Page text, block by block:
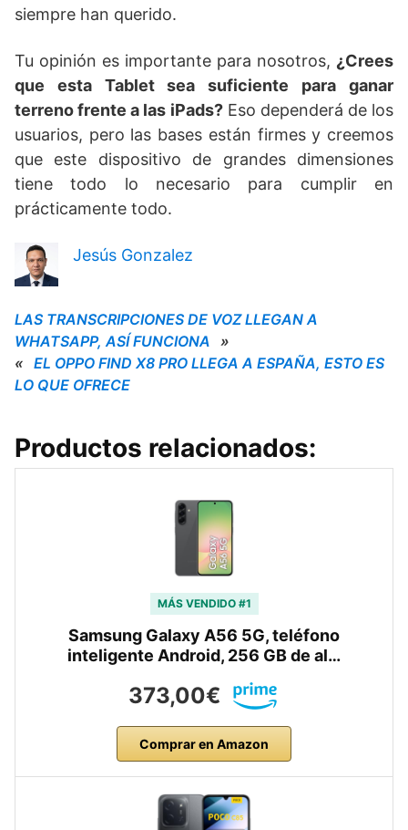
siempre han querido.
Tu opinión es importante para nosotros, ¿Crees
que esta Tablet sea suficiente para ganar
terreno frente a las iPads?Eso dependerá de los
usuarios, pero las bases están firmes y creemos
que este dispositivo de grandes dimensiones
tiene todo lo necesario para cumplir en
prácticamente todo.
Jesús Gonzalez
LAS TRANSCRIPCIONES DE VOZ LLEGAN A
WHATSAPP, ASÍ FUNCIONA »
« EL OPPO FIND X8 PRO LLEGA A ESPAÑA, ESTO ES
LO QUE OFRECE
Productos relacionados:
MÁS VENDIDO #1
Samsung Galaxy A56 5G, teléfono
inteligente Android, 256 GB de al…
373,00€
Comprar en Amazon